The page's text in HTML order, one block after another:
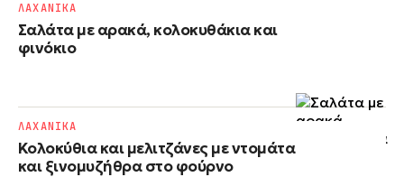
Σαλάτα με αρακά, κολοκυθάκια και
φινόκιο
ΛΑΧΑΝΙΚΑ
Κολοκύθια και μελιτζάνες με ντομάτα
και ξινομυζήθρα στο φούρνο
ΛΑΧΑΝΙΚΑ